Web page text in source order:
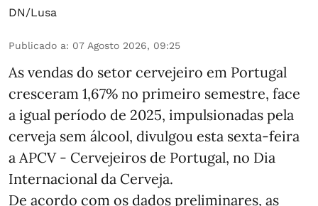
DN/Lusa
Publicado a: 07 Agosto 2026, 09:25
As vendas do setor cervejeiro em Portugal
cresceram 1,67% no primeiro semestre, face
a igual período de 2025, impulsionadas pela
cerveja sem álcool, divulgou esta sexta-feira
a APCV - Cervejeiros de Portugal, no Dia
Internacional da Cerveja.
De acordo com os dados preliminares, as